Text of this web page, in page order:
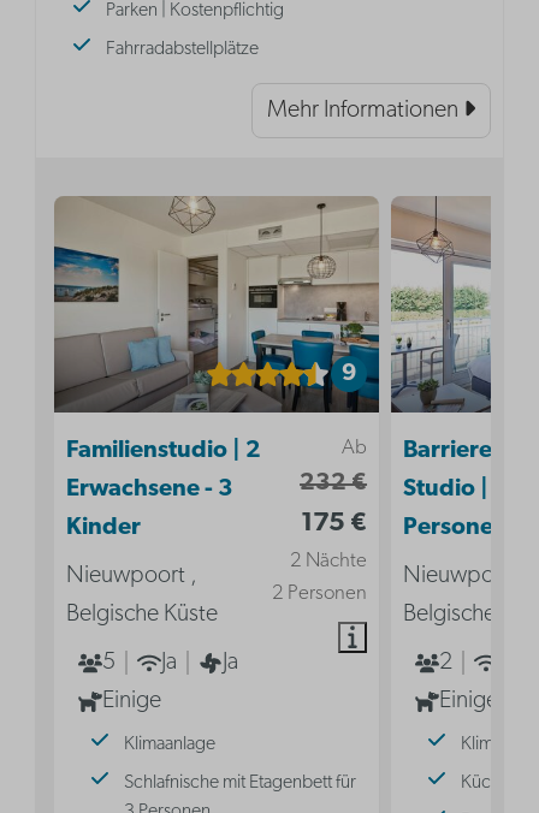
Parken | Kostenpflichtig
Fahrradabstellplätze
Mehr Informationen
9
Ab
232 €
175 €
2 Nächte
2 Personen
Familienstudio | 2
Erwachsene - 3
Kinder
Nieuwpoort ,
Belgische Küste
5
Ja
Ja
Einige
Klimaanlage
Schlafnische mit Etagenbett für
Studio | 2
Personen
Nieuwpoort ,
Belgische
2
Einige
Küche